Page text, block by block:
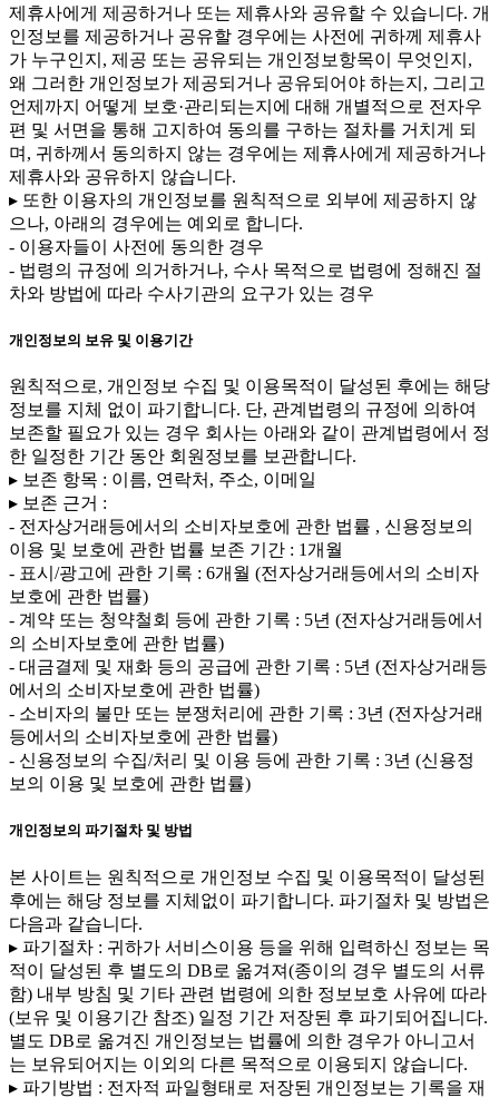
제휴사에게 제공하거나 또는 제휴사와 공유할 수 있습니다. 개
인정보를 제공하거나 공유할 경우에는 사전에 귀하께 제휴사
가 누구인지, 제공 또는 공유되는 개인정보항목이 무엇인지,
왜 그러한 개인정보가 제공되거나 공유되어야 하는지, 그리고
언제까지 어떻게 보호·관리되는지에 대해 개별적으로 전자우
편 및 서면을 통해 고지하여 동의를 구하는 절차를 거치게 되
며, 귀하께서 동의하지 않는 경우에는 제휴사에게 제공하거나
제휴사와 공유하지 않습니다.
▸ 또한 이용자의 개인정보를 원칙적으로 외부에 제공하지 않
으나, 아래의 경우에는 예외로 합니다.
- 이용자들이 사전에 동의한 경우
- 법령의 규정에 의거하거나, 수사 목적으로 법령에 정해진 절
차와 방법에 따라 수사기관의 요구가 있는 경우
개인정보의 보유 및 이용기간
원칙적으로, 개인정보 수집 및 이용목적이 달성된 후에는 해당
정보를 지체 없이 파기합니다. 단, 관계법령의 규정에 의하여
보존할 필요가 있는 경우 회사는 아래와 같이 관계법령에서 정
한 일정한 기간 동안 회원정보를 보관합니다.
▸ 보존 항목 : 이름, 연락처, 주소, 이메일
▸ 보존 근거 :
- 전자상거래등에서의 소비자보호에 관한 법률 , 신용정보의
이용 및 보호에 관한 법률 보존 기간 : 1개월
- 표시/광고에 관한 기록 : 6개월 (전자상거래등에서의 소비자
보호에 관한 법률)
- 계약 또는 청약철회 등에 관한 기록 : 5년 (전자상거래등에서
의 소비자보호에 관한 법률)
- 대금결제 및 재화 등의 공급에 관한 기록 : 5년 (전자상거래등
에서의 소비자보호에 관한 법률)
- 소비자의 불만 또는 분쟁처리에 관한 기록 : 3년 (전자상거래
등에서의 소비자보호에 관한 법률)
- 신용정보의 수집/처리 및 이용 등에 관한 기록 : 3년 (신용정
보의 이용 및 보호에 관한 법률)
개인정보의 파기절차 및 방법
본 사이트는 원칙적으로 개인정보 수집 및 이용목적이 달성된
후에는 해당 정보를 지체없이 파기합니다. 파기절차 및 방법은
다음과 같습니다.
▸ 파기절차 : 귀하가 서비스이용 등을 위해 입력하신 정보는 목
적이 달성된 후 별도의 DB로 옮겨져(종이의 경우 별도의 서류
함) 내부 방침 및 기타 관련 법령에 의한 정보보호 사유에 따라
(보유 및 이용기간 참조) 일정 기간 저장된 후 파기되어집니다.
별도 DB로 옮겨진 개인정보는 법률에 의한 경우가 아니고서
는 보유되어지는 이외의 다른 목적으로 이용되지 않습니다.
▸ 파기방법 : 전자적 파일형태로 저장된 개인정보는 기록을 재